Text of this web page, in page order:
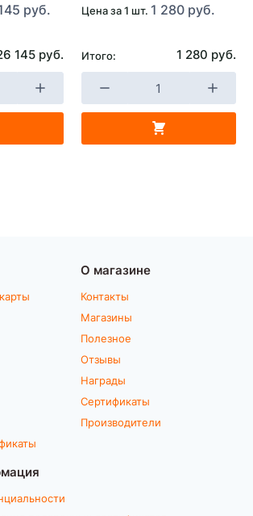
руб.
145 руб.
Цена за 1 шт. 1 280 руб.
Итого: 1 280 руб.
О магазине
Контакты
Магазины
Полезное
Отзывы
Награды
Сертификаты
Производители